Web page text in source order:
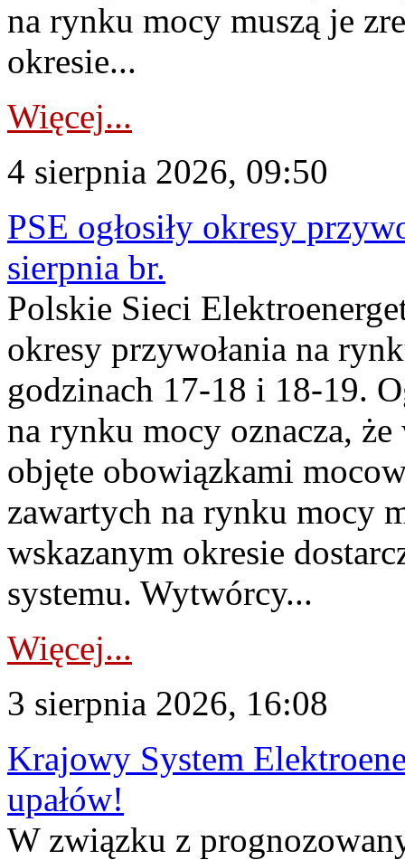
na rynku mocy muszą je
okresie...
Więcej...
4 sierpnia 2026, 09:50
PSE ogłosiły okresy
sierpnia br.
Polskie Sieci
okresy przywołania na
godzinach 17-18 i 18-19.
na rynku mocy oznacza,
objęte obowiązkami
zawartych na rynku mocy
wskazanym okresie
systemu. Wytwórcy...
Więcej...
3 sierpnia 2026, 16:08
Krajowy System
upałów!
W związku z